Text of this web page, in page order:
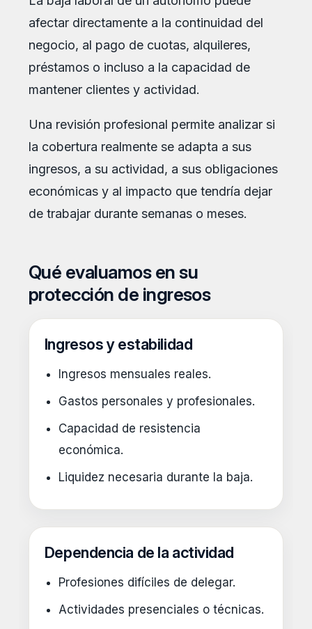
afectar directamente a la continuidad del
negocio, al pago de cuotas, alquileres,
préstamos o incluso a la capacidad de
mantener clientes y actividad.
Una revisión profesional permite analizar si
la cobertura realmente se adapta a sus
ingresos, a su actividad, a sus obligaciones
económicas y al impacto que tendría dejar
de trabajar durante semanas o meses.
Qué evaluamos en su
protección de ingresos
Ingresos y estabilidad
Ingresos mensuales reales.
Gastos personales y profesionales.
Capacidad de resistencia
económica.
Liquidez necesaria durante la baja.
Dependencia de la actividad
Profesiones difíciles de delegar.
Actividades presenciales o técnicas.